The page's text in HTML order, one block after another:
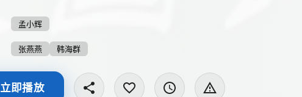
孟小辉
张燕燕 韩海群
立即播放